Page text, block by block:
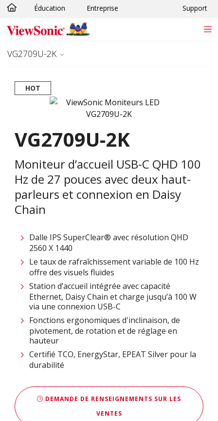
Passer au contenu principal
Éducation Entreprise Support
VG2709U-2K
HOT
VG2709U-2K
Moniteur d’accueil USB-C QHD 100
Hz de 27 pouces avec deux haut-
parleurs et connexion en Daisy
Chain
Dalle IPS SuperClear® avec résolution QHD
2560 X 1440
Le taux de rafraîchissement variable de 100 Hz
offre des visuels fluides
Station d’accueil intégrée avec capacité
Ethernet, Daisy Chain et charge jusqu’à 100 W
via une connexion USB-C
Fonctions ergonomiques d'inclinaison, de
pivotement, de rotation et de réglage en
hauteur
Certifié TCO, EnergyStar, EPEAT Silver pour la
durabilité
DEMANDE DE RENSEIGNEMENTS SUR LES
VENTES